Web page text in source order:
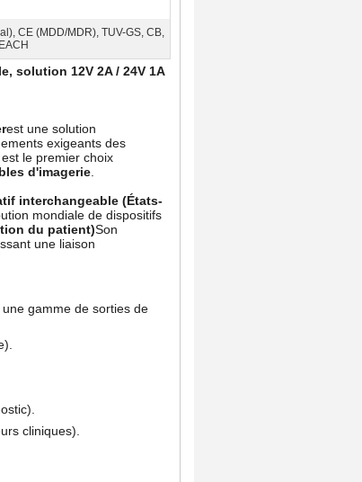
CE (MDD/MDR), TUV-GS, CB,
solution 12V 2A / 24V 1A
est une solution
exigeants des
le premier choix
d'imagerie
interchangeable (États-
mondiale de dispositifs
du patient)Son
une liaison
gamme de sorties de
cliniques).